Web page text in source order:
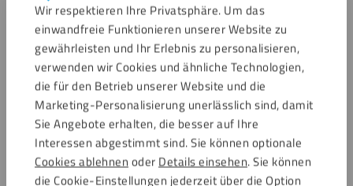
Wir respektieren Ihre Privatsphäre. Um das
einwandfreie Funktionieren unserer Website zu
gewährleisten und Ihr Erlebnis zu personalisieren,
verwenden wir Cookies und ähnliche Technologien,
die für den Betrieb unserer Website und die
Marketing-Personalisierung unerlässlich sind, damit
Sie Angebote erhalten, die besser auf Ihre
Interessen abgestimmt sind. Sie können optionale
Cookies ablehnen oder Details einsehen. Sie können
die Cookie-Einstellungen jederzeit über die Option